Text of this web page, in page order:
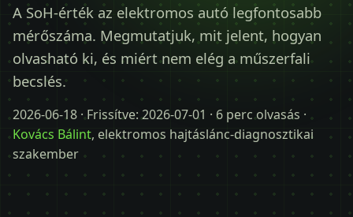
Blog
+36 30 680 7511
A SoH-érték az elektromos autó legfontosabb
mérőszáma. Megmutatjuk, mit jelent, hogyan
olvasható ki, és miért nem elég a műszerfali
becslés.
2026-06-18 · Frissítve:2026-07-01 · 6 perc olvasás ·
Kovács Bálint, elektromos hajtáslánc-diagnosztikai
szakember